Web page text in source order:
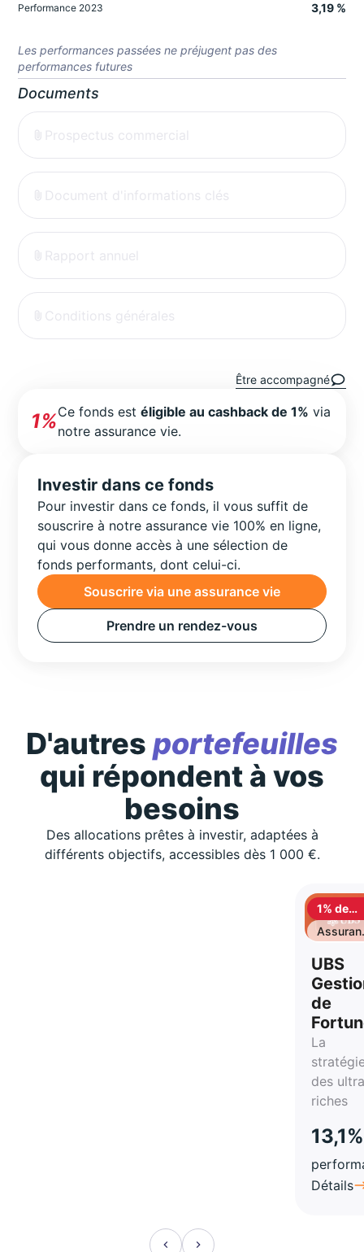
Performance 2023 3,19 %
Les performances passées ne préjugent pas des
performances futures
Documents
Prospectus commercial
Document d'informations clés
Rapport annuel
Conditions générales
Être accompagné
1%Ce fonds estéligible au cashback de 1% via
notre assurance vie.
Investir dans ce fonds
Pour investir dans ce fonds, il vous suffit de
souscrire à notre assurance vie 100% en ligne,
qui vous donne accès à une sélection de
fonds performants, dont celui-ci.
Souscrire via une assurance vie
Prendre un rendez-vous
D'autres portefeuilles
qui répondent à vos
besoins
Des allocations prêtes à investir, adaptées à
différents objectifs, accessibles dès 1 000 €.
1% de
UBS
de
La
des
riches
13,1%
Détails